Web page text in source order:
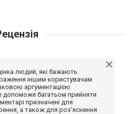
людей, які бажають
іншим користувачам
аргументацією
допоможе багатьом прийняти
призначені для
а також для роз'яснення